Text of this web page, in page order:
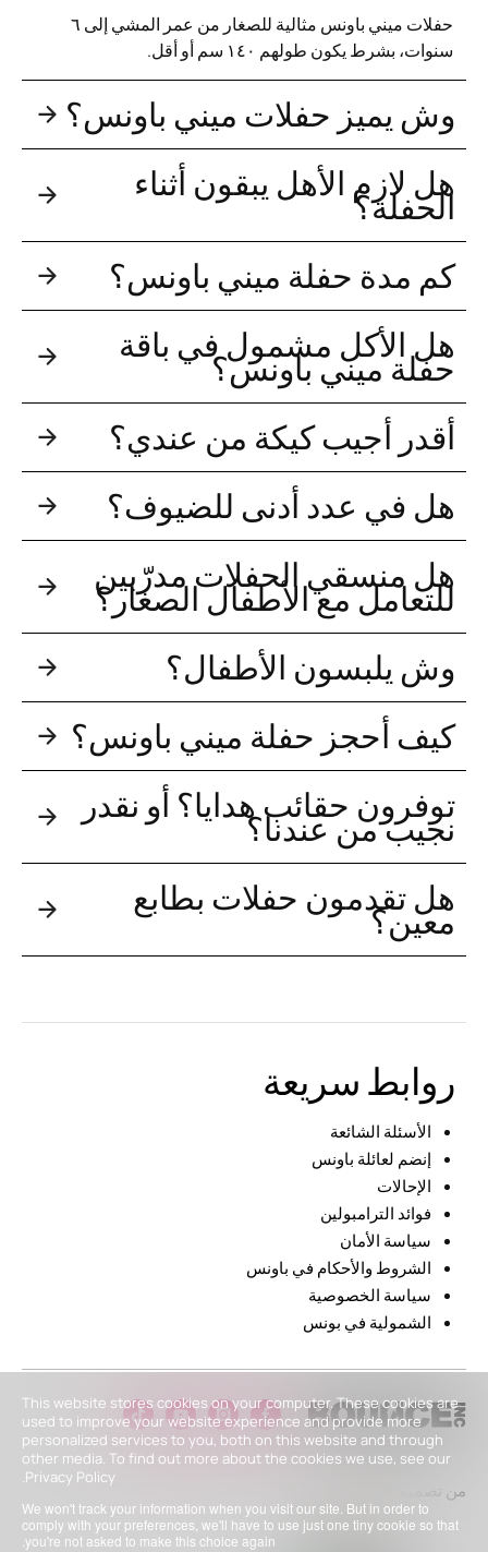
This website stores cookies on your computer. These cookies are
used to improve your website experience and provide more
personalized services to you, both on this website and through
other media. To find out more about the cookies we use, see our
Privacy Policy.
We won't track your information when you visit our site. But in order to
comply with your preferences, we'll have to use just one tiny cookie so that
you're not asked to make this choice again.
حفلات ميني باونس مثالية للصغار من عمر المشي إلى ٦
سنوات، بشرط يكون طولهم ١٤٠ سم أو أقل.
وش يميز حفلات ميني باونس؟
هل لازم الأهل يبقون أثناء
الحفلة؟
كم مدة حفلة ميني باونس؟
هل الأكل مشمول في باقة
حفلة ميني باونس؟
أقدر أجيب كيكة من عندي؟
هل في عدد أدنى للضيوف؟
هل منسقي الحفلات مدرّبين
للتعامل مع الأطفال الصغار؟
وش يلبسون الأطفال؟
كيف أحجز حفلة ميني باونس؟
توفرون حقائب هدايا؟ أو نقدر
نجيب من عندنا؟
هل تقدمون حفلات بطابع
معين؟
روابط سريعة
الأسئلة الشائعة
إنضم لعائلة باونس
الإحالات
فوائد الترامبولين
سياسة الأمان
الشروط والأحكام في باونس
سياسة الخصوصية
الشمولية في بونس
من تصميم